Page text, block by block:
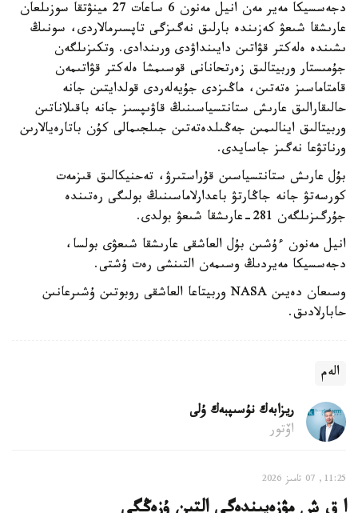
دجەسسيكا مەير مەن انيل مەنون 6 ساعات 27 مينۋتقا سوزىلعان
عارىشقا شىعۋ كەزىندە بارلىق نەگىزگى تاپسىرمالاردى، سونىڭ
ىشىندە ەلەكتر قۋاتىن دايىنداۋدى ورىندادى. وتكىزىلگەن
جۇمىستار وربيتالىق زەرتحانانى قوسىمشا ەلەكتر قۋاتىمەن
قامتاماسىز ەتەتىن، ماڭىزدى جۇيەلەردى قولدايتىن جانە
حالىقارالىق عارىش ستانتسياسىنىڭ قاۋىپسىز جانە باقىلاناتىن
وربيتالىق اينالىمىن جەڭىلدەتەتىن جىلجىمالى كۇن باتارەيالارىن
ورناتۋعا نەگىز جاسايدى.
بۇل عارىش ستانتسياسىن قۇراستىرۋ، تەحنيكالىق قىزمەت
كورسەتۋ جانە جاڭارتۋ باعدارلاماسىنىڭ بولىگى رەتىندە
جۇرگىزىلگەن 281-عارىشقا شىعۋ بولدى.
انيل مەنون ءۇشىن بۇل العاشقى عارىشقا شىعۋى بولسا،
دجەسسيكا مەيردىڭ وسىمەن التىنشى رەت ۇشتى.
وسىعان دەيىن NASA وربيتاعا العاشقى روبوتىن ۇشىرعانىن
حابارلادىق.
الەم
ريزابەك نۇسىپبەك ۇلى
اۆتور
11:25, 07 تامىز 2026